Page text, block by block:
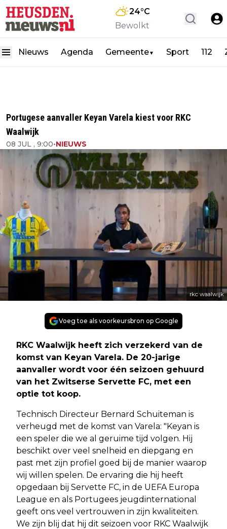
24°C
Bewolkt
Nieuws Agenda Gemeente▼ Sport 112
Portugese aanvaller Keyan Varela kiest voor RKC
Waalwijk
08 JUL , 9:00•NIEUWS
rkc waalwijk
Voeg toe als voorkeursbron op Google
RKC Waalwijk heeft zich verzekerd van de
komst van Keyan Varela. De 20-jarige
aanvaller wordt voor één seizoen gehuurd
van het Zwitserse Servette FC, met een
optie tot koop.
Technisch Directeur Bernard Schuiteman is
verheugd met de komst van Varela: "Keyan is
een speler die we al geruime tijd volgen. Hij
beschikt over veel snelheid en diepgang en
past met zijn profiel goed bij de manier waarop
wij willen spelen. De ervaring die hij heeft
opgedaan bij Servette FC, in de UEFA Europa
League en als Portugees jeugdinternational
geeft ons veel vertrouwen in zijn kwaliteiten.
We zijn blij dat hij dit seizoen voor RKC Waalwijk